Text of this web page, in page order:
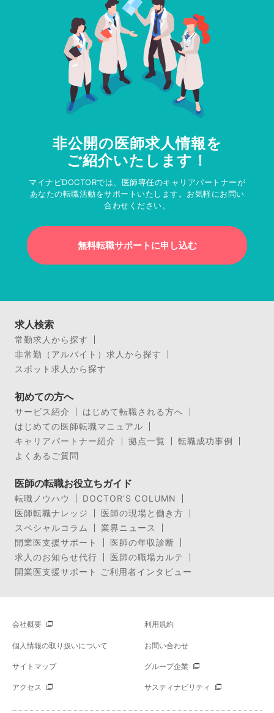
非公開の医師求人情報を
ご紹介いたします！
マイナビDOCTORでは、医師専任のキャリアパートナーが
あなたの転職活動をサポートいたします。お気軽にお問い
合わせください。
無料転職サポートに申し込む
求人検索
常勤求人から探す
非常勤（アルバイト）求人から探す
スポット求人から探す
初めての方へ
サービス紹介
はじめて転職される方へ
はじめての医師転職マニュアル
キャリアパートナー紹介
拠点一覧
転職成功事例
よくあるご質問
医師の転職お役立ちガイド
転職ノウハウ
DOCTOR’S COLUMN
医師転職ナレッジ
医師の現場と働き方
スペシャルコラム
業界ニュース
開業医支援サポート
医師の年収診断
求人のお知らせ代行
医師の職場カルテ
開業医支援サポート ご利用者インタビュー
会社概要 利用規約
個人情報の取り扱いについて お問い合わせ
サイトマップ グループ企業
アクセス サスティナビリティ